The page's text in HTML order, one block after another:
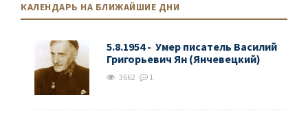
КАЛЕНДАРЬ НА БЛИЖАЙШИЕ ДНИ
5.8.1954 - Умер писатель Василий
Григорьевич Ян (Янчевецкий)
3662 1